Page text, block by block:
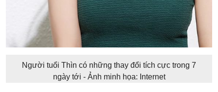
Người tuổi Thìn có những thay đổi tích cực trong 7
ngày tới - Ảnh minh họa: Internet